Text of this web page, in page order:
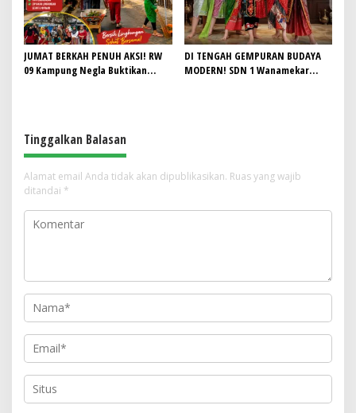
JUMAT BERKAH PENUH AKSI! RW
09 Kampung Negla Buktikan
DI TENGAH GEMPURAN BUDAYA
MODERN! SDN 1 Wanamekar
Tinggalkan Balasan
Alamat email Anda tidak akan dipublikasikan. Ruas yang wajib
ditandai *